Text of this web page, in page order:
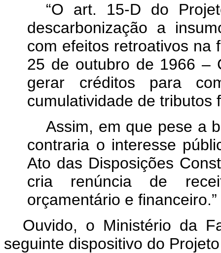
“O art. 15-D do
descarbonização a
com efeitos retroativos na
25 de outubro de 1966 –
gerar créditos para
cumulatividade de tributos
Assim, em que pese a
contraria o interesse
Ato das Disposições
cria renúncia de
orçamentário e financeiro.”
Ouvido, o Ministério da
seguinte dispositivo do